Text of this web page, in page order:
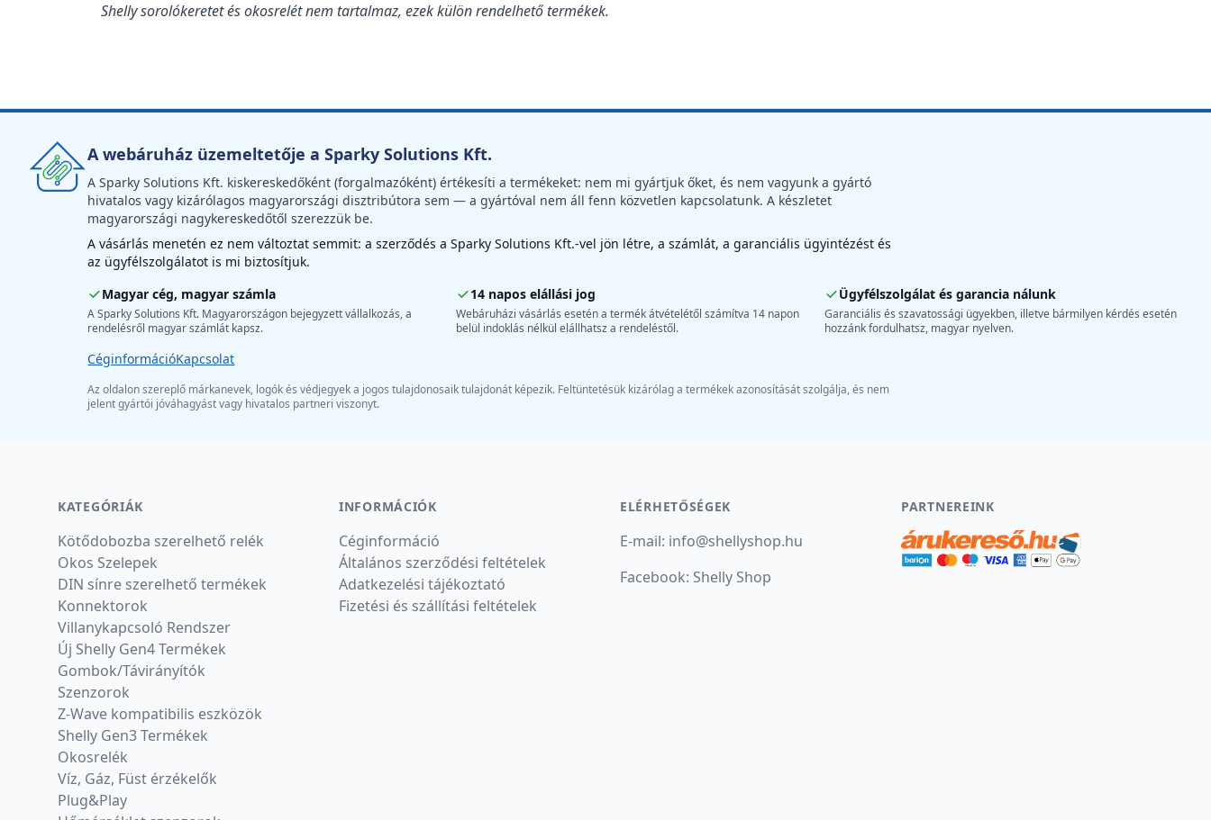
Shelly sorolókeretet és okosrelét nem tartalmaz, ezek külön rendelhető termékek.
A webáruház üzemeltetője a Sparky Solutions Kft.
A Sparky Solutions Kft. kiskereskedőként (forgalmazóként) értékesíti a termékeket: nem mi gyártjuk őket, és nem vagyunk a gyártó
hivatalos vagy kizárólagos magyarországi disztribútora sem — a gyártóval nem áll fenn közvetlen kapcsolatunk. A készletet
magyarországi nagykereskedőtől szerezzük be.
A vásárlás menetén ez nem változtat semmit: a szerződés a Sparky Solutions Kft.-vel jön létre, a számlát, a garanciális ügyintézést és
az ügyfélszolgálatot is mi biztosítjuk.
Magyar cég, magyar számla
A Sparky Solutions Kft. Magyarországon bejegyzett vállalkozás, a
rendelésről magyar számlát kapsz.
14 napos elállási jog
Webáruházi vásárlás esetén a termék átvételétől számítva 14 napon
belül indoklás nélkül elállhatsz a rendeléstől.
Ügyfélszolgálat és garancia nálunk
Garanciális és szavatossági ügyekben, illetve bármilyen kérdés esetén
hozzánk fordulhatsz, magyar nyelven.
CéginformációKapcsolat
Az oldalon szereplő márkanevek, logók és védjegyek a jogos tulajdonosaik tulajdonát képezik. Feltüntetésük kizárólag a termékek azonosítását szolgálja, és nem
jelent gyártói jóváhagyást vagy hivatalos partneri viszonyt.
KATEGÓRIÁK
Kötődobozba szerelhető relék
Okos Szelepek
DIN sínre szerelhető termékek
Konnektorok
Villanykapcsoló Rendszer
Új Shelly Gen4 Termékek
Gombok/Távirányítók
Szenzorok
Z-Wave kompatibilis eszközök
Shelly Gen3 Termékek
Okosrelék
Víz, Gáz, Füst érzékelők
Plug&Play
INFORMÁCIÓK
Céginformáció
Általános szerződési feltételek
Adatkezelési tájékoztató
Fizetési és szállítási feltételek
ELÉRHETŐSÉGEK
E-mail: info@shellyshop.hu
Facebook: Shelly Shop
PARTNEREINK